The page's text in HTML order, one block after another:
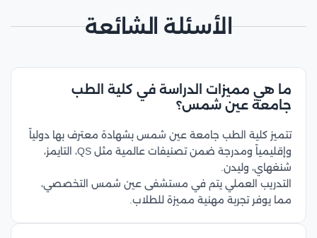
الأسئلة الشائعة
ما هي مميزات الدراسة في كلية الطب
جامعة عين شمس؟
تتميز كلية الطب جامعة عين شمس بشهادة معترف بها دولياً
وإقليمياً ومدرجة ضمن تصنيفات عالمية مثل QS، التايمز،
شنغهاي، وليدن.
التدريب العملي يتم في مستشفى عين شمس التخصصي،
مما يوفر تجربة مهنية مميزة للطلاب.